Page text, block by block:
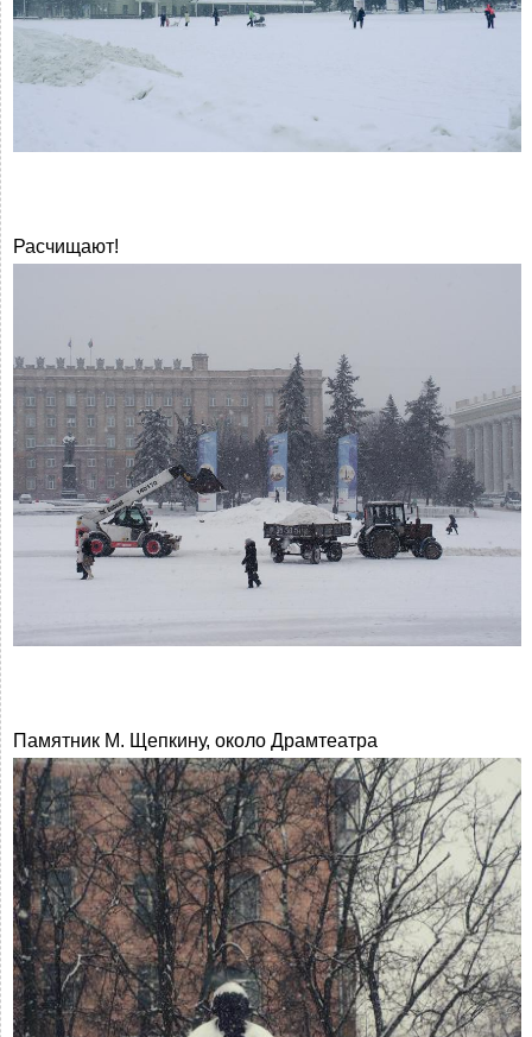
Расчищают!
Памятник М. Щепкину, около Драмтеатра